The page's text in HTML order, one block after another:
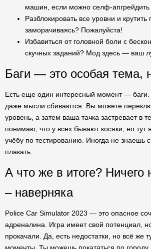
машин, если можно селф-
Разблокировать все уровни и
заморачиваясь? Пожалуйста!
Избавиться от головной боли с
скучных заданий? Мод здесь — ваш
Баги — это особая тема,
Есть еще один интересный момент — баги.
даже мысли сбиваются. Вы можете
уровень, а затем ваша тачка застревает в
понимаю, что у всех бывают косяки, но тут
учёбу по тестированию. Иногда не знаешь
плакать.
А что же в итоге? Ничего
– наверняка
Police Car Simulator 2023 — это опасное
адреналина. Игра имеет свой потенциал,
прокачали. Да, есть недостатки, но всё же